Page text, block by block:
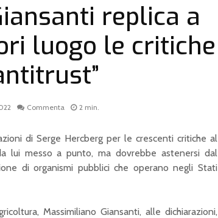
replica a
luogo le critiche
Commenta 2 min.
di Serge Hercberg per le crescenti critiche al
lui messo a punto, ma dovrebbe astenersi dal
di organismi pubblici che operano negli Stati
Massimiliano Giansanti, alle dichiarazioni,